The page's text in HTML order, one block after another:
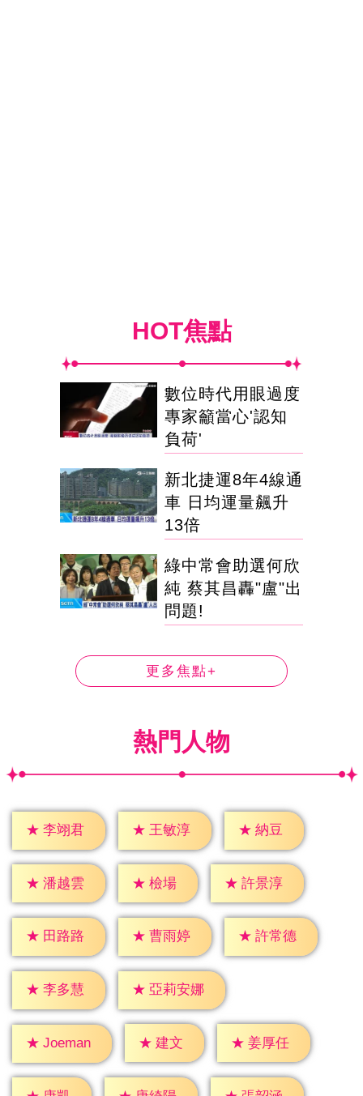
HOT焦點
數位時代用眼過度
專家籲當心'認知
負荷'
新北捷運8年4線通
車 日均運量飆升
13倍
綠中常會助選何欣
純 蔡其昌轟"盧"出
問題!
更多焦點+
熱門人物
★ 李翊君 ★ 王敏淳 ★ 納豆
★ 潘越雲 ★ 檢場 ★ 許景淳
★ 田路路 ★ 曹雨婷 ★ 許常德
★ 李多慧 ★ 亞莉安娜
★ Joeman ★ 建文 ★ 姜厚任